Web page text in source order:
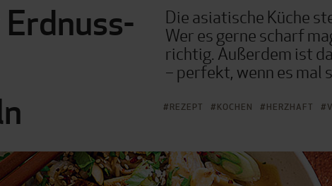
Die asiatische Küche
Wer es gerne scharf
richtig. Außerdem ist
– perfekt, wenn es mal
REZEPT KOCHEN HERZHAFT